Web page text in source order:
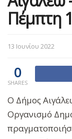
Πέμπτη
13 Ιουνίου 2022
0
SHARES
Ο Δήμος
Οργανισμό